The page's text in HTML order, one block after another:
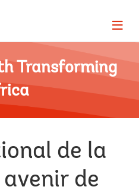
Page
Transforming
de la
de